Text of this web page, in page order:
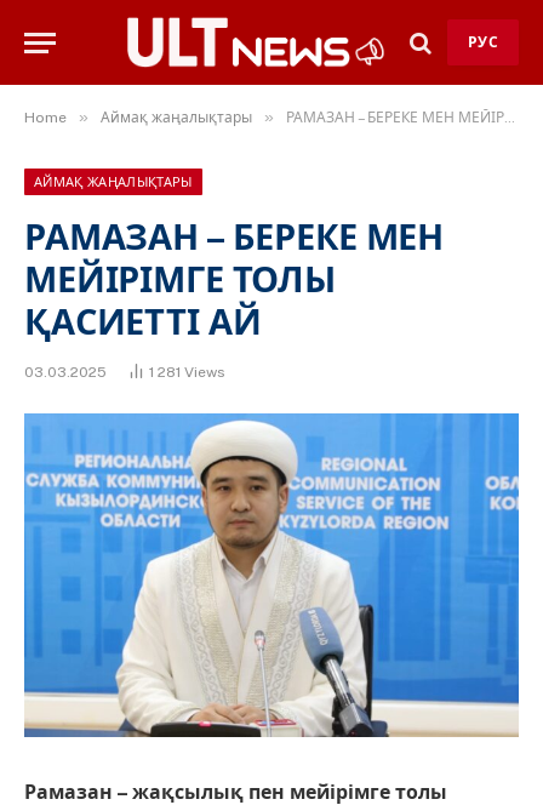
РУС
Home » Аймақ жаңалықтары » РАМАЗАН – БЕРЕКЕ МЕН МЕЙІРІМГЕ ТОЛЫ ҚАСИЕТТІ АЙ
АЙМАҚ ЖАҢАЛЫҚТАРЫ
РАМАЗАН – БЕРЕКЕ МЕН
МЕЙІРІМГЕ ТОЛЫ
ҚАСИЕТТІ АЙ
03.03.2025 1 281 Views
Рамазан – жақсылық пен мейірімге толы